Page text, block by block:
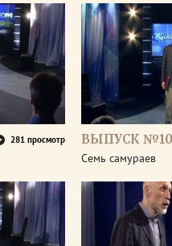
281 просмотр ВЫПУСК
Семь самураев